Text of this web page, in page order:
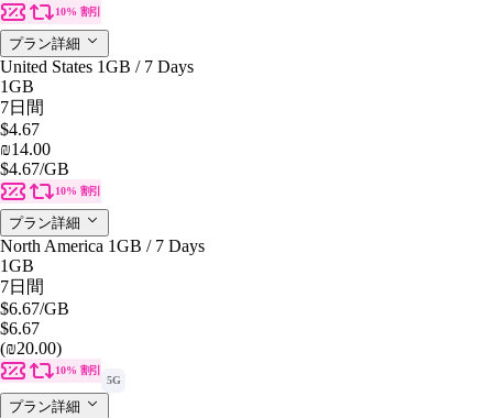
10% 割引
プラン詳細
United States 1GB / 7 Days
1GB
7日間
$4.67
₪14.00
$4.67/GB
10% 割引
プラン詳細
North America 1GB / 7 Days
1GB
7日間
$6.67/GB
$6.67
(₪20.00)
10% 割引
5G
プラン詳細